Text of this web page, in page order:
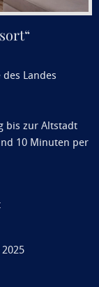
Landes
bis zur Altstadt
10 Minuten per